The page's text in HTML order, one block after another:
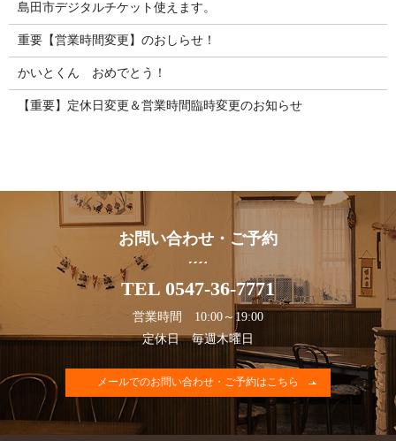
島田市デジタルチケット使えます。
重要【営業時間変更】のおしらせ！
かいとくん おめでとう！
【重要】定休日変更＆営業時間臨時変更のお知らせ
お問い合わせ・ご予約
TEL 0547-36-7771
営業時間 10:00～19:00
定休日 毎週木曜日
メールでのお問い合わせ・ご予約はこちら